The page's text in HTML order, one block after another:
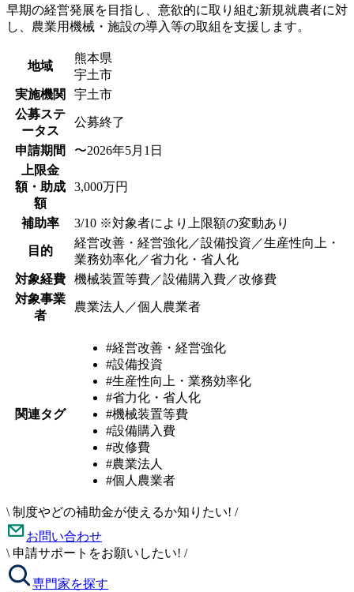
早期の経営発展を目指し、意欲的に取り組む新規就農者に対
し、農業用機械・施設の導入等の取組を支援します。
地域
熊本県
宇土市
実施機関
宇土市
公募ステ
ータス
公募終了
申請期間
〜2026年5月1日
上限金
額・助成
額
3,000万円
補助率 3/10 ※対象者により上限額の変動あり
目的
経営改善・経営強化／設備投資／生産性向上・
業務効率化／省力化・省人化
対象経費
機械装置等費／設備購入費／改修費
対象事業
者
農業法人／個人農業者
関連タグ
#経営改善・経営強化
#設備投資
#生産性向上・業務効率化
#省力化・省人化
#機械装置等費
#設備購入費
#改修費
#農業法人
#個人農業者
\ 制度やどの補助金が使えるか知りたい! /
お問い合わせ
\ 申請サポートをお願いしたい! /
専門家を探す